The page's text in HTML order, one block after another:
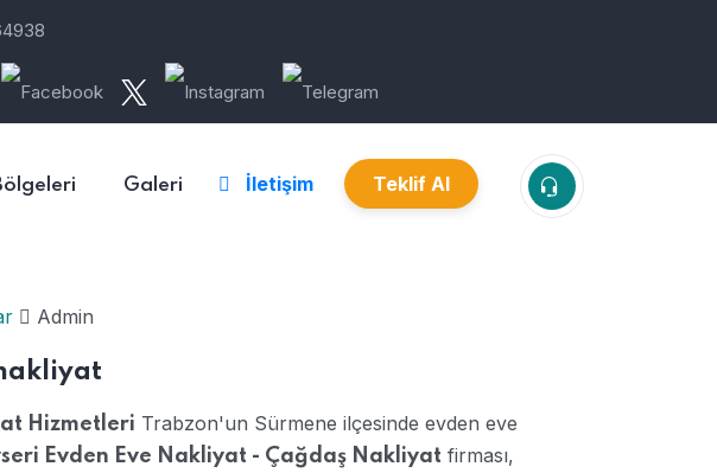
Galeri İletişim Teklif Al
Admin
Hizmetleri Trabzon'un Sürmene ilçesinde evden eve
Evden Eve Nakliyat - Çağdaş Nakliyat firması,